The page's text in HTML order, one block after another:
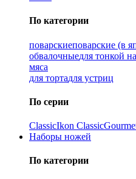
По категории
поварскиеповарские (в
обвалочныедля тонкой
мяса
для тортадля устриц
По серии
ClassicIkon Classiс
Наборы ножей
По категории